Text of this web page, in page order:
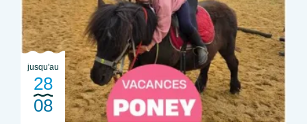
jusqu'au
28
08